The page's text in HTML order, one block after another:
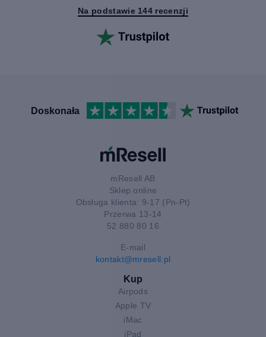
Na podstawie 144 recenzji
Doskonała
mResell AB
Sklep online
Obsługa klienta: 9-17 (Pn-Pt)
Przerwa 13-14
52 880 80 16
E-mail
kontakt@mresell.pl
Kup
Airpods
Apple TV
iMac
iPad